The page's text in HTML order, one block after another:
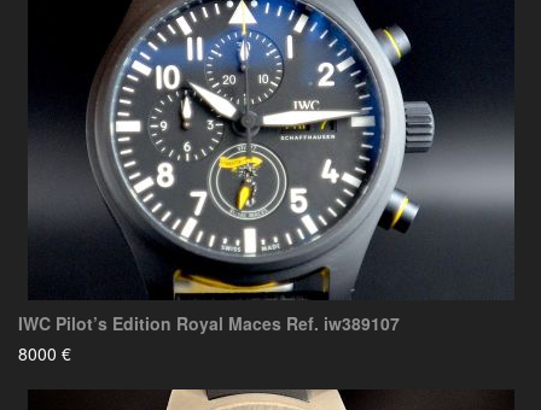
IWC Pilot’s Edition Royal Maces Ref. iw389107
8000 €